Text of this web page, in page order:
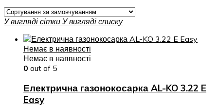
У вигляді сітки У вигляді списку
Немає в наявності
Немає в наявності
0 out of 5
Електрична газонокосарка AL-KO 3.22 E
Easy